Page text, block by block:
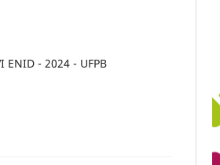
ENID - 2024 - UFPB